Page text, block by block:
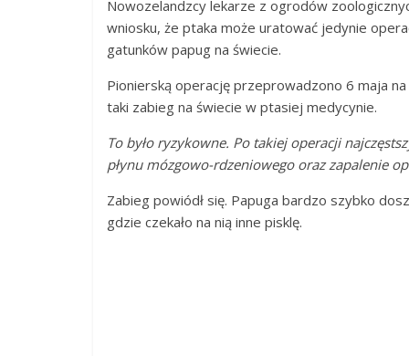
Nowozelandzcy lekarze z ogrodów
wniosku, że ptaka może uratować jedynie
gatunków papug na świecie.
Pionierską operację przeprowadzono 6 maja
taki zabieg na świecie w ptasiej medycynie.
To było ryzykowne. Po takiej operacji
płynu mózgowo-rdzeniowego oraz zapalenie
Zabieg powiódł się. Papuga bardzo szybko
gdzie czekało na nią inne pisklę.